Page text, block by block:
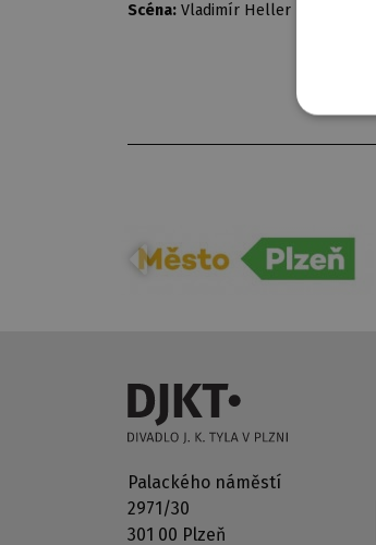
Scéna: Vladimír Heller
Palackého náměstí
2971/30
301 00 Plzeň